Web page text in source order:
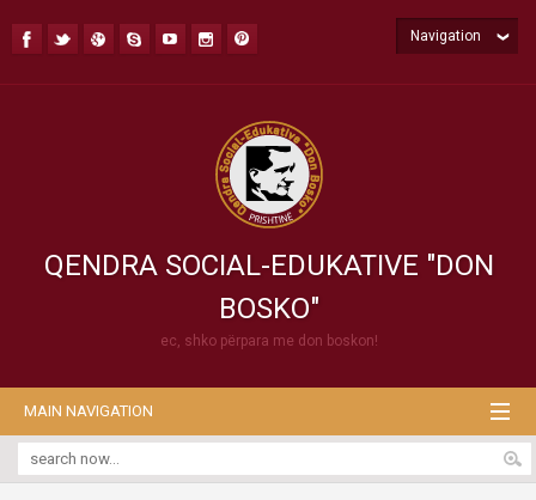
QENDRA SOCIAL-EDUKATIVE "DON
BOSKO"
ec, shko përpara me don boskon!
Navigation
MAIN NAVIGATION